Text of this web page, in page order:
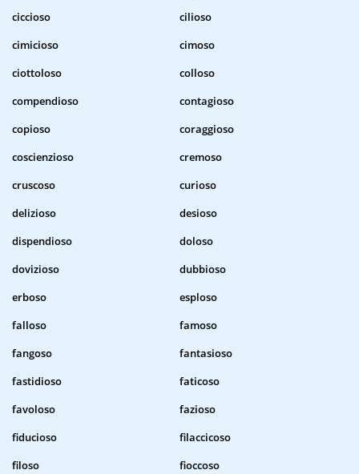
ciccioso
cilioso
cimicioso
cimoso
ciottoloso
colloso
compendioso
contagioso
copioso
coraggioso
coscienzioso
cremoso
cruscoso
curioso
delizioso
desioso
dispendioso
doloso
dovizioso
dubbioso
erboso
esploso
falloso
famoso
fangoso
fantasioso
fastidioso
faticoso
favoloso
fazioso
fiducioso
filaccicoso
filoso
fioccoso